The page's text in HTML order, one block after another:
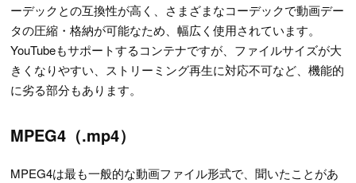
ーデックとの互換性が高く、さまざまなコーデックで動画デー
タの圧縮・格納が可能なため、幅広く使用されています。
YouTubeもサポートするコンテナですが、ファイルサイズが大
きくなりやすい、ストリーミング再生に対応不可など、機能的
に劣る部分もあります。
MPEG4（.mp4）
MPEG4は最も一般的な動画ファイル形式で、聞いたことがあ